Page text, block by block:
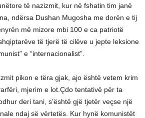
të nazizmit, kur në fshatin tim janë
ndërsa Dushan Mugosha me dorën e tij
më mizore mbi 100 e ca patriotë
të tjerë të cilëve u jepte leksione
e “internacionalist”.
pikon e tëra gjak, ajo është vetem krim
mjerim e lot.Çdo tentativë për ta
deri tani, s’është gjë tjetër veçse një
ndaj së vërtetës. Kur hynë komunistët